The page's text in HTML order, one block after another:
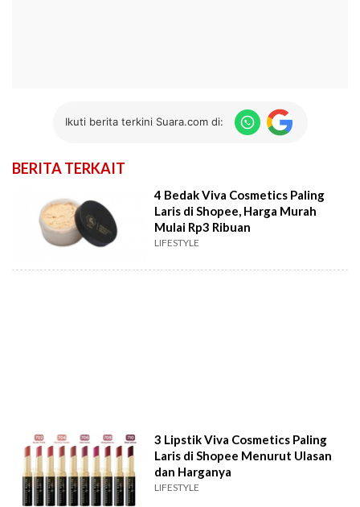
Ikuti berita terkini Suara.com di:
BERITA TERKAIT
4 Bedak Viva Cosmetics Paling
Laris di Shopee, Harga Murah
Mulai Rp3 Ribuan
LIFESTYLE
3 Lipstik Viva Cosmetics Paling
Laris di Shopee Menurut Ulasan
dan Harganya
LIFESTYLE